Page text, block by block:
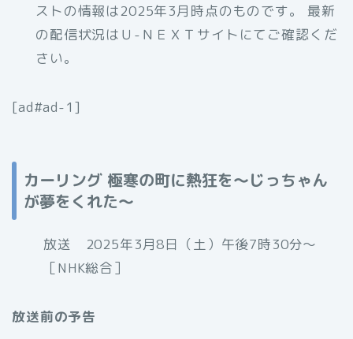
ストの情報は2025年3月時点のものです。 最新
の配信状況はＵ-ＮＥＸＴサイトにてご確認くだ
さい。
[ad#ad-1]
カーリング 極寒の町に熱狂を〜じっちゃん
が夢をくれた〜
放送 2025年3月8日（土）午後7時30分〜
［NHK総合］
放送前の予告